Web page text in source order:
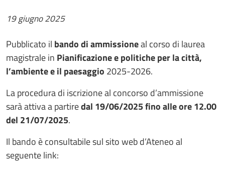
19 giugno 2025
Pubblicato il bando di ammissioneal corso di laurea
magistrale in Pianificazione e politiche per la città,
l’ambiente e il paesaggio 2025-2026.
La procedura di iscrizione al concorso d’ammissione
sarà attiva a partiredal 19/06/2025 fino alle ore 12.00
del 21/07/2025.
Il bando è consultabile sul sito web d’Ateneo al
seguente link: